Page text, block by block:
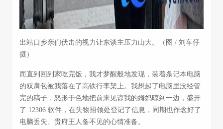
出站口乡亲们伏击的视力让东谈主压力山大。（图 / 刘车仔
摄）
而直到回到家吃完饭，我才梦醒般地发现，装着条记本电脑
的双肩包被我落在了高铁行李架上。我想起了电脑里没经管
完的稿子，怒形于色地把前来见谅我的姆妈晾到一边，盛开
了 12306 软件，在失物招领处登记了信息，同期也作念好了
电脑丢失、贵府王人备不见的心情准备。